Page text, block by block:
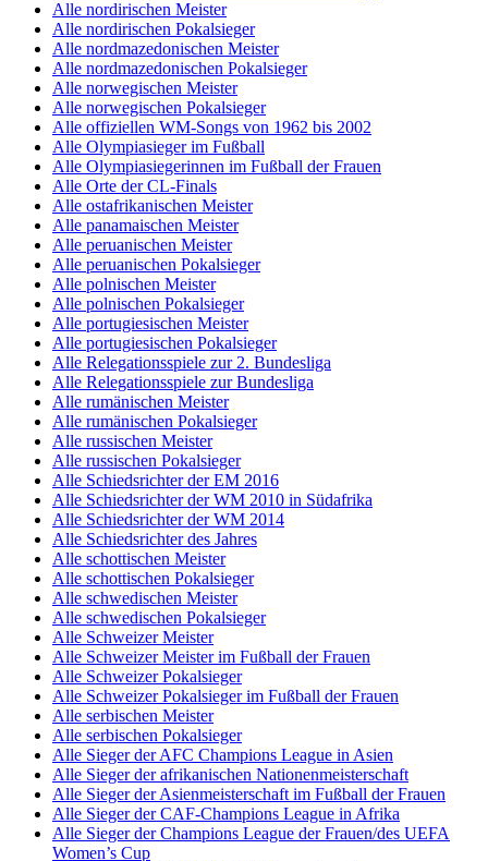
Alle nordirischen Meister
Alle nordirischen Pokalsieger
Alle nordmazedonischen Meister
Alle nordmazedonischen Pokalsieger
Alle norwegischen Meister
Alle norwegischen Pokalsieger
Alle offiziellen WM-Songs von 1962 bis 2002
Alle Olympiasieger im Fußball
Alle Olympiasiegerinnen im Fußball der Frauen
Alle Orte der CL-Finals
Alle ostafrikanischen Meister
Alle panamaischen Meister
Alle peruanischen Meister
Alle peruanischen Pokalsieger
Alle polnischen Meister
Alle polnischen Pokalsieger
Alle portugiesischen Meister
Alle portugiesischen Pokalsieger
Alle Relegationsspiele zur 2. Bundesliga
Alle Relegationsspiele zur Bundesliga
Alle rumänischen Meister
Alle rumänischen Pokalsieger
Alle russischen Meister
Alle russischen Pokalsieger
Alle Schiedsrichter der EM 2016
Alle Schiedsrichter der WM 2010 in Südafrika
Alle Schiedsrichter der WM 2014
Alle Schiedsrichter des Jahres
Alle schottischen Meister
Alle schottischen Pokalsieger
Alle schwedischen Meister
Alle schwedischen Pokalsieger
Alle Schweizer Meister
Alle Schweizer Meister im Fußball der Frauen
Alle Schweizer Pokalsieger
Alle Schweizer Pokalsieger im Fußball der Frauen
Alle serbischen Meister
Alle serbischen Pokalsieger
Alle Sieger der AFC Champions League in Asien
Alle Sieger der afrikanischen Nationenmeisterschaft
Alle Sieger der Asienmeisterschaft im Fußball der Frauen
Alle Sieger der CAF-Champions League in Afrika
Alle Sieger der Champions League der Frauen/des UEFA
Women’s Cup